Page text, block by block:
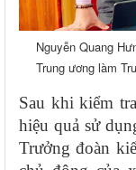
Nguyễn Quang
Trung ương làm
Sau khi kiểm
hiệu quả sử
Trưởng đoàn